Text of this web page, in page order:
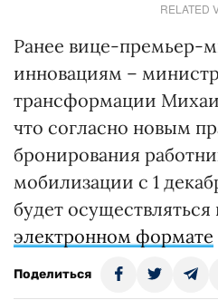
RELATED
Ранее вице-премьер-
инновациям –
трансформации
что согласно новым
бронирования
мобилизации с 1
будет
электронном формате
Поделиться